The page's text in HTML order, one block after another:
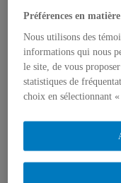
Activités
Événements
Colloque
Préférences en
Nous utilisons des
informations qui nous
le site, de vous
statistiques de
choix en sélectionnant «